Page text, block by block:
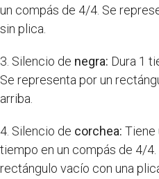
un compás de 4/4. Se
sin plica.
3. Silencio de negra: Dura 1
Se representa por un
arriba.
4. Silencio de corchea: Tiene
tiempo en un compás de 4/
rectángulo vacío con una